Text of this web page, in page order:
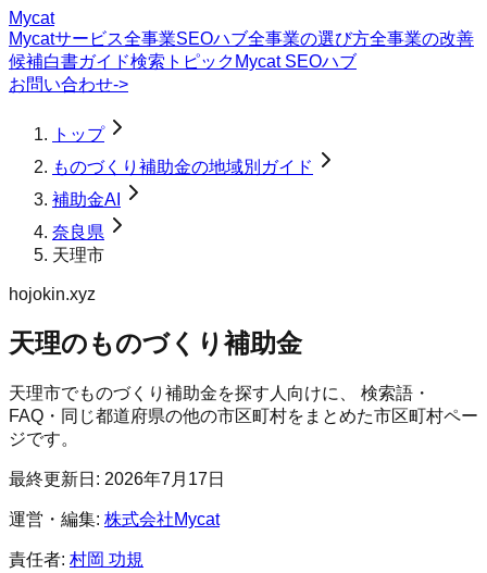
Mycat
Mycatサービス全事業SEOハブ全事業の選び方全事業の改善
候補白書ガイド検索トピック Mycat SEOハブ
お問い合わせ->
トップ
ものづくり補助金の地域別ガイド
補助金AI
奈良県
天理市
hojokin.xyz
天理のものづくり補助金
天理市でものづくり補助金を探す人向けに、 検索語・
FAQ・同じ都道府県の他の市区町村をまとめた市区町村ペー
ジです。
最終更新日: 2026年7月17日
運営・編集: 株式会社Mycat
責任者: 村岡 功規